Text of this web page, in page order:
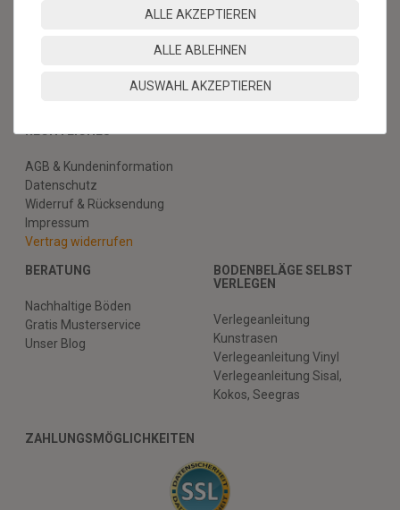
RECHTLICHES
AGB & Kundeninformation
Datenschutz
Widerruf & Rücksendung
Impressum
Vertrag widerrufen
BERATUNG
Nachhaltige Böden
Gratis Musterservice
Unser Blog
BODENBELÄGE SELBST
VERLEGEN
Verlegeanleitung
Kunstrasen
Verlegeanleitung Vinyl
Verlegeanleitung Sisal,
Kokos, Seegras
ZAHLUNGSMÖGLICHKEITEN
ALLE AKZEPTIEREN
ALLE ABLEHNEN
AUSWAHL AKZEPTIEREN